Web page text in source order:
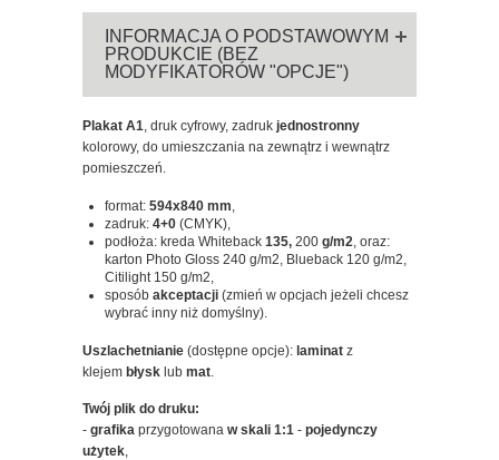
INFORMACJA O PODSTAWOWYM
PRODUKCIE (BEZ
MODYFIKATORÓW "OPCJE")
Plakat A1, druk cyfrowy, zadruk jednostronny
kolorowy, do umieszczania na zewnątrz i wewnątrz
pomieszczeń.
format: 594x840 mm,
zadruk: 4+0 (CMYK),
podłoża: kreda Whiteback 135, 200 g/m2, oraz:
karton Photo Gloss 240 g/m2, Blueback 120 g/m2,
Citilight 150 g/m2,
sposób akceptacji (zmień w opcjach jeżeli chcesz
wybrać inny niż domyślny).
Uszlachetnianie (dostępne opcje): laminat z
klejem błysk lub mat.
Twój plik do druku:
- grafika przygotowana w skali 1:1 - pojedynczy
użytek,